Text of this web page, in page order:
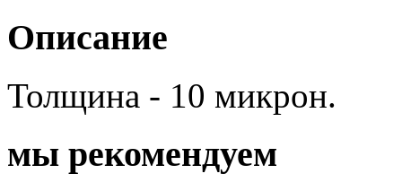
Описание
Толщина - 10 микрон.
мы рекомендуем